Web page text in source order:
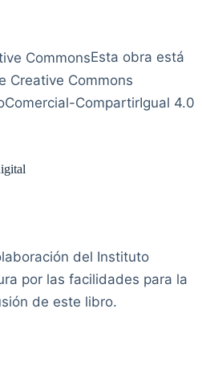
Esta obra está
Creative Commons
CompartirIgual 4.0
del Instituto
por las facilidades para la
de este libro.